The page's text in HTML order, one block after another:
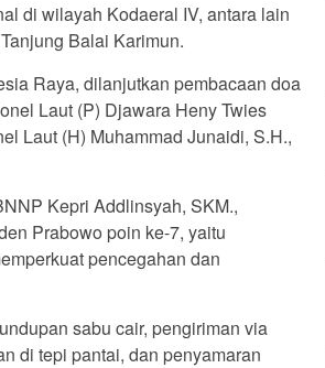
di wilayah Kodaeral IV, antara lain
Balai Karimun.
Raya, dilanjutkan pembacaan doa
Laut (P) Djawara Heny Twies
Laut (H) Muhammad Junaidi, S.H.,
Kepri Addlinsyah, SKM.,
Prabowo poin ke-7, yaitu
pencegahan dan
sabu cair, pengiriman via
di tepi pantai, dan penyamaran